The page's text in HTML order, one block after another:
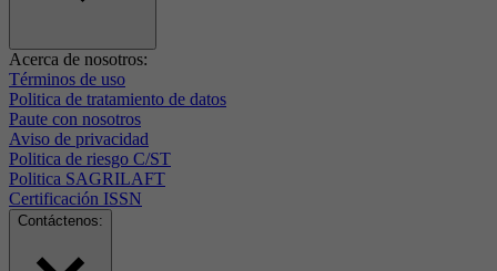
Acerca de nosotros:
Términos de uso
Politica de tratamiento de datos
Paute con nosotros
Aviso de privacidad
Politica de riesgo C/ST
Politica SAGRILAFT
Certificación ISSN
Contáctenos: